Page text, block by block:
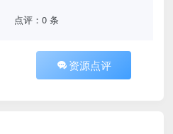
点评：0 条
资源点评